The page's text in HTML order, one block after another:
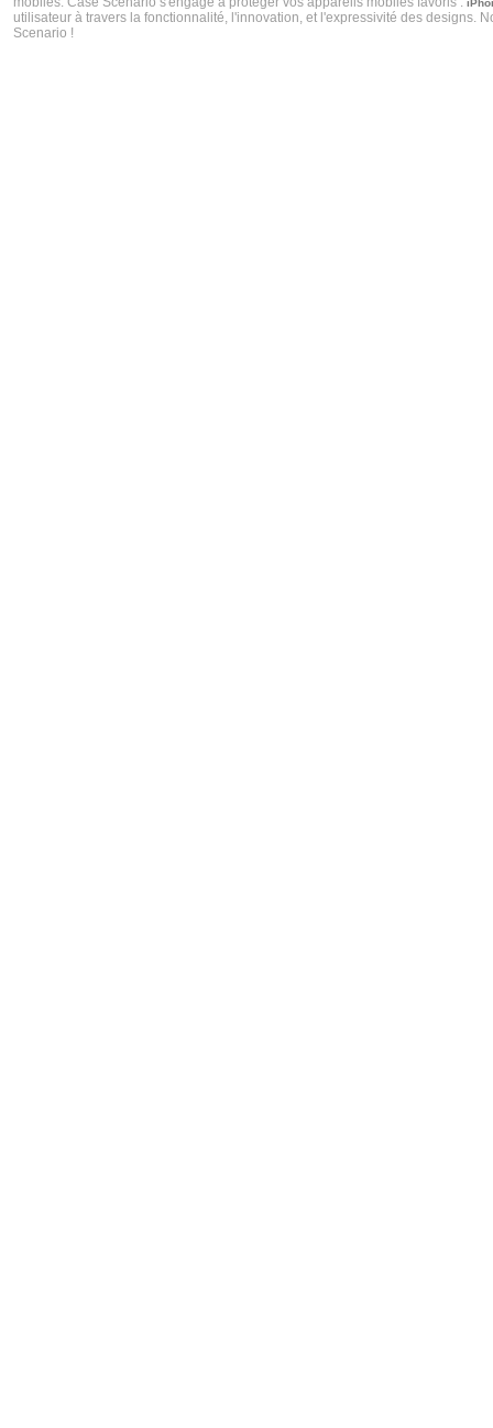
utilisateur à travers la fonctionnalité, l'innovation, et l'expressivité des designs.
Scenario !